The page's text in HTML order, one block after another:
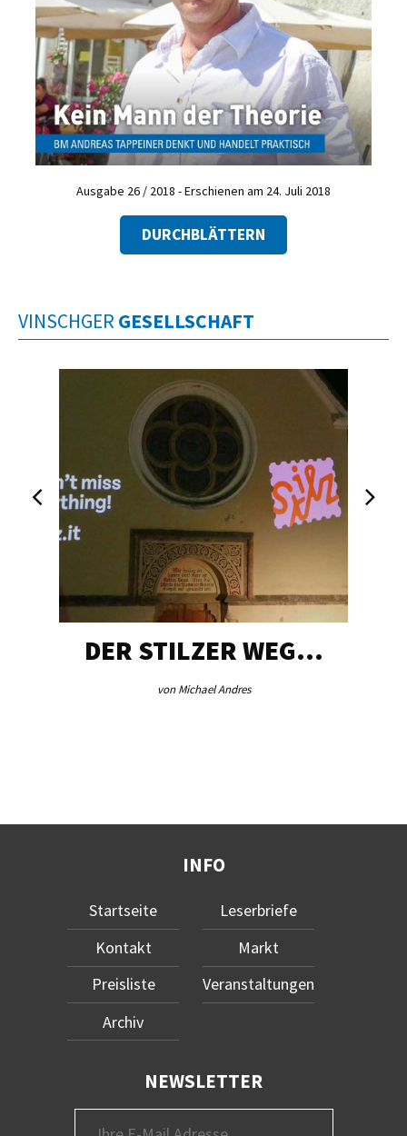
Ausgabe 26 / 2018 - Erschienen am 24. Juli 2018
DURCHBLÄTTERN
VINSCHGER GESELLSCHAFT
DER STILZER WEG…
von Michael Andres
INFO
Startseite
Kontakt
Preisliste
Archiv
Leserbriefe
Markt
Veranstaltungen
NEWSLETTER